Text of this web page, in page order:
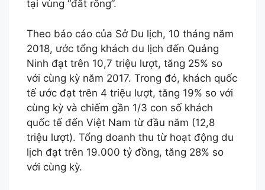
tại vùng “đất rồng”.
Theo báo cáo của Sở Du lịch, 10 tháng năm
2018, ước tổng khách du lịch đến Quảng
Ninh đạt trên 10,7 triệu lượt, tăng 25% so
với cùng kỳ năm 2017. Trong đó, khách quốc
tế ước đạt trên 4 triệu lượt, tăng 19% so với
cùng kỳ và chiếm gần 1/3 con số khách
quốc tế đến Việt Nam từ đầu năm (12,8
triệu lượt). Tổng doanh thu từ hoạt động du
lịch đạt trên 19.000 tỷ đồng, tăng 28% so
với cùng kỳ.